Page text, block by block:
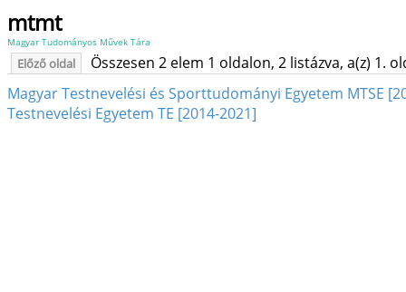
mtmt
Magyar Tudományos Művek Tára
Előző oldal
Összesen 2 elem 1 oldalon, 2 listázva, a(z) 1.
Magyar Testnevelési és Sporttudományi Egyetem MTSE
Testnevelési Egyetem TE [2014-2021]